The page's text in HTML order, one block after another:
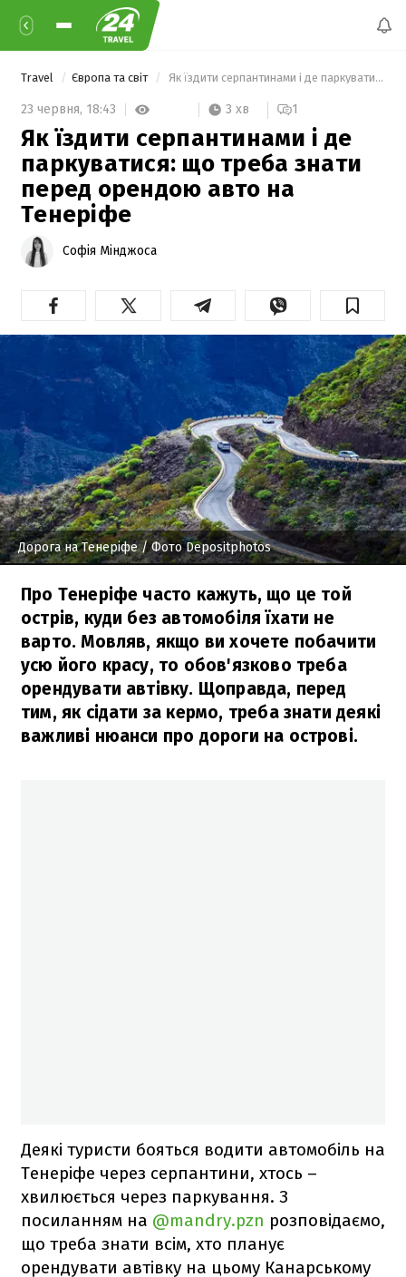
Travel Європа та світ Як їздити серпантинами і де паркуватися: що треба знати перед орендою авто на Тенеріфе
23 червня, 18:43 3 хв 1
Як їздити серпантинами і де
паркуватися: що треба знати
перед орендою авто на
Тенеріфе
Софія Мінджоса
Дорога на Тенеріфе/ Фото Depositphotos
Про Тенеріфе часто кажуть, що це той
острів, куди без автомобіля їхати не
варто. Мовляв, якщо ви хочете побачити
усю його красу, то обов'язково треба
орендувати автівку. Щоправда, перед
тим, як сідати за кермо, треба знати деякі
важливі нюанси про дороги на острові.
Деякі туристи бояться водити автомобіль на
Тенеріфе через серпантини, хтось –
хвилюється через паркування. З
посиланням на @mandry.pzn розповідаємо,
що треба знати всім, хто планує
орендувати автівку на цьому Канарському